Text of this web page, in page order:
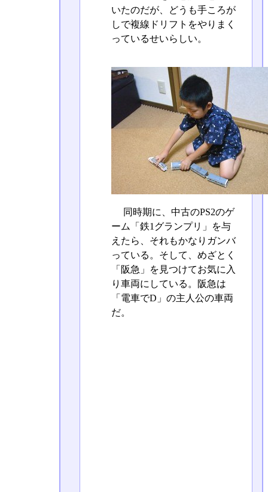
いたのだが、どうも手ころが
しで複線ドリフトをやりまく
っているせいらしい。
同時期に、中古のPS2のゲ
ーム「鉄1グランプリ」を与
えたら、それもかなりガンバ
っている。そして、めざとく
「阪急」を見つけてお気に入
り車両にしている。阪急は
「電車でD」の主人公の車両
だ。